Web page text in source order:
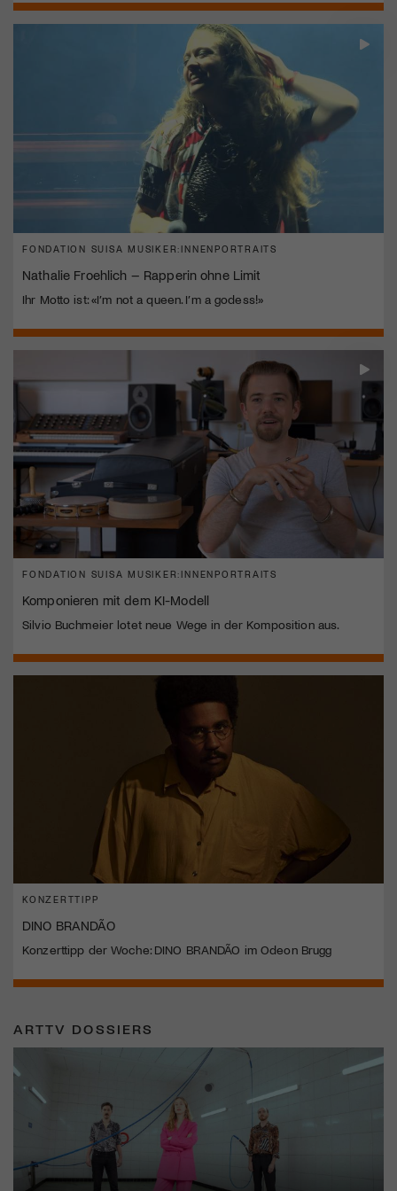
FONDATION SUISA MUSIKER:INNENPORTRAITS
Nathalie Froehlich – Rapperin ohne Limit
Ihr Motto ist: «I’m not a queen. I’m a godess!»
FONDATION SUISA MUSIKER:INNENPORTRAITS
Komponieren mit dem KI-Modell
Silvio Buchmeier lotet neue Wege in der Komposition aus.
KONZERTTIPP
DINO BRANDÃO
Konzerttipp der Woche: DINO BRANDÃO im Odeon Brugg
ARTTV DOSSIERS